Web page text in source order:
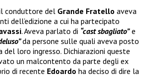
conduttore del Grande Fratello aveva
dell’edizione a cui ha partecipato
. Aveva parlato di “cast sbagliato”e
da persone sulle quali aveva posto
loro ingresso. Dichiarazioni queste
un malcontento da parte degli ex
di recente Edoardo ha deciso di dire la